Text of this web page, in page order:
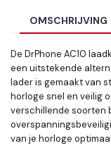
OMSCHRIJVING
De DrPhone AC10
een uitstekende
lader is gemaakt van
horloge snel en veilig
verschillende soorten
van je horloge